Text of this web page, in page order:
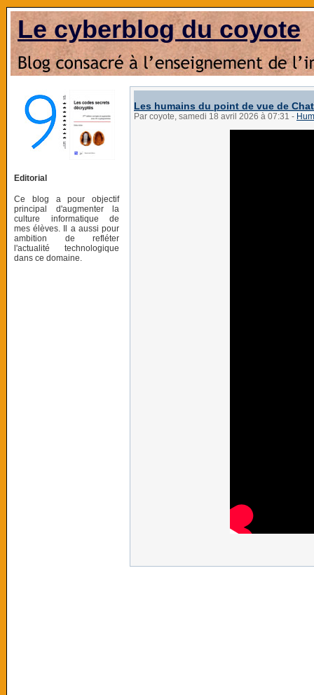
Le cyberblog du coyote
Editorial
Ce blog a pour objectif
principal d'augmenter la
culture informatique de
mes élèves. Il a aussi pour
ambition de refléter
l'actualité technologique
dans ce domaine.
Les humains du point de vue de
Par coyote, samedi 18 avril 2026 à 07:31 -